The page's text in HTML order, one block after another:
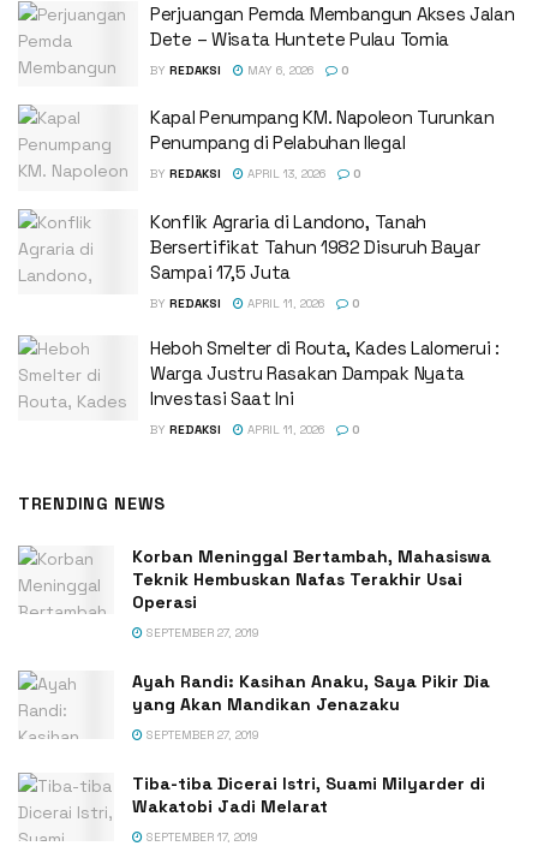
Perjuangan Pemda Membangun Akses Jalan
Dete – Wisata Huntete Pulau Tomia
BY REDAKSI MAY 6, 2026 0
Kapal Penumpang KM. Napoleon Turunkan
Penumpang di Pelabuhan Ilegal
BY REDAKSI APRIL 13, 2026 0
Konflik Agraria di Landono, Tanah
Bersertifikat Tahun 1982 Disuruh Bayar
Sampai 17,5 Juta
BY REDAKSI APRIL 11, 2026 0
Heboh Smelter di Routa, Kades Lalomerui :
Warga Justru Rasakan Dampak Nyata
Investasi Saat Ini
BY REDAKSI APRIL 11, 2026 0
TRENDING NEWS
Korban Meninggal Bertambah, Mahasiswa
Teknik Hembuskan Nafas Terakhir Usai
Operasi
SEPTEMBER 27, 2019
Ayah Randi: Kasihan Anaku, Saya Pikir Dia
yang Akan Mandikan Jenazaku
SEPTEMBER 27, 2019
Tiba-tiba Dicerai Istri, Suami Milyarder di
Wakatobi Jadi Melarat
SEPTEMBER 17, 2019